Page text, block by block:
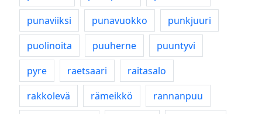
punaviiksi
punavuokko
punkjuuri
puolinoita
puuherne
puuntyvi
pyre
raetsaari
raitasalo
rakkolevä
rämeikkö
rannanpuu